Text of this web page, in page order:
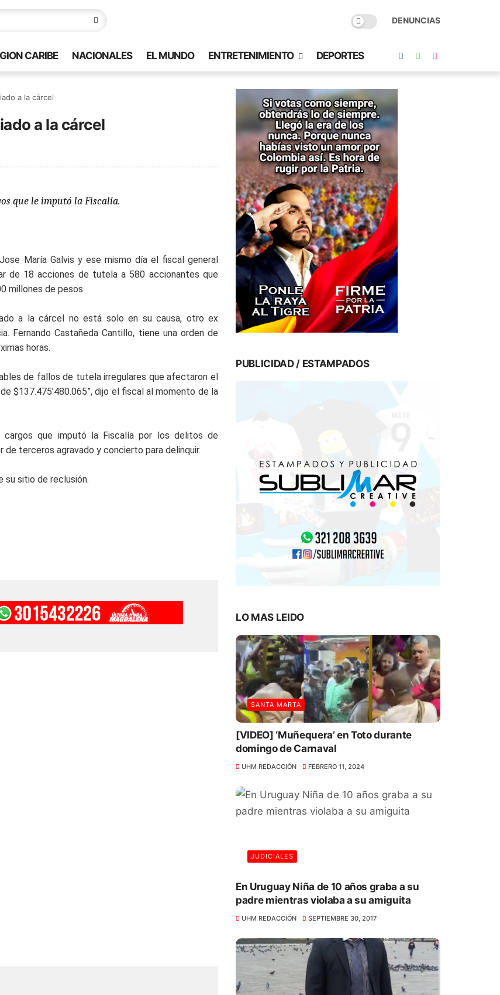
DENUNCIAS
CARIBE NACIONALES EL MUNDO ENTRETENIMIENTO DEPORTES
a la cárcel
a la cárcel
que le imputó la Fiscalía.
María Galvis y ese mismo día el fiscal general
de 18 acciones de tutela a 580 accionantes que
millones de pesos.
a la cárcel no está solo en su causa, otro ex
Fernando Castañeda Cantillo, tiene una orden de
horas.
de fallos de tutela irregulares que afectaron el
$137.475’480.065”, dijo el fiscal al momento de la
que imputó la Fiscalía por los delitos de
terceros agravado y concierto para delinquir.
su sitio de reclusión.
PUBLICIDAD / ESTAMPADOS
LO MAS LEIDO
SANTA MARTA
[VIDEO] ‘Muñequera’ en Toto durante
domingo de Carnaval
UHM REDACCIÓN FEBRERO 11, 2024
JUDICIALES
En Uruguay Niña de 10 años graba a su
padre mientras violaba a su amiguita
UHM REDACCIÓN SEPTIEMBRE 30, 2017